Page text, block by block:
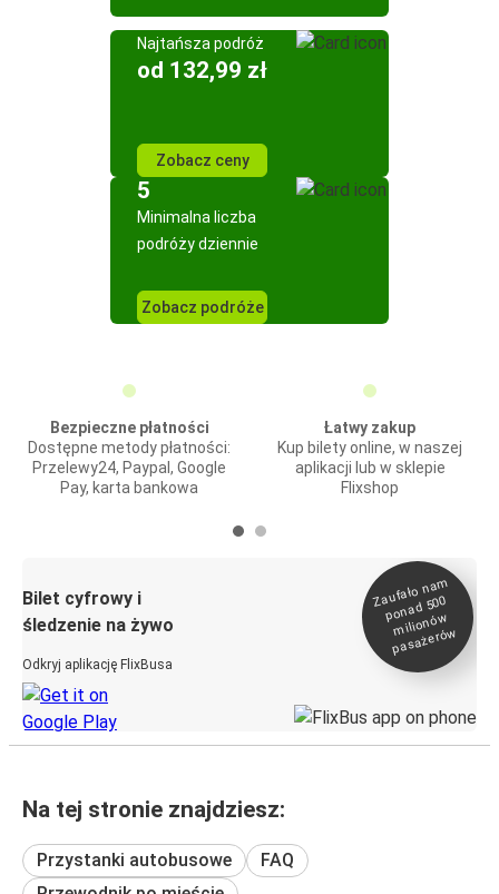
Najtańsza podróż
od 132,99 zł
Zobacz ceny
5
Minimalna liczba
podróży dziennie
Zobacz podróże
Bezpieczne płatności
Dostępne metody płatności:
Przelewy24, Paypal, Google
Pay, karta bankowa
Łatwy zakup
Kup bilety online, w naszej
aplikacji lub w sklepie
Flixshop
Bilet cyfrowy i
śledzenie na żywo
Odkryj aplikację FlixBusa
Zaufało na
m
ponad 500
milionó
w
pasażeró
w
Na tej stronie znajdziesz:
Przystanki autobusowe
FAQ